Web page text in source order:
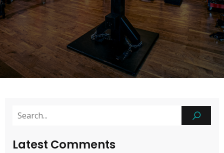
Latest Comments